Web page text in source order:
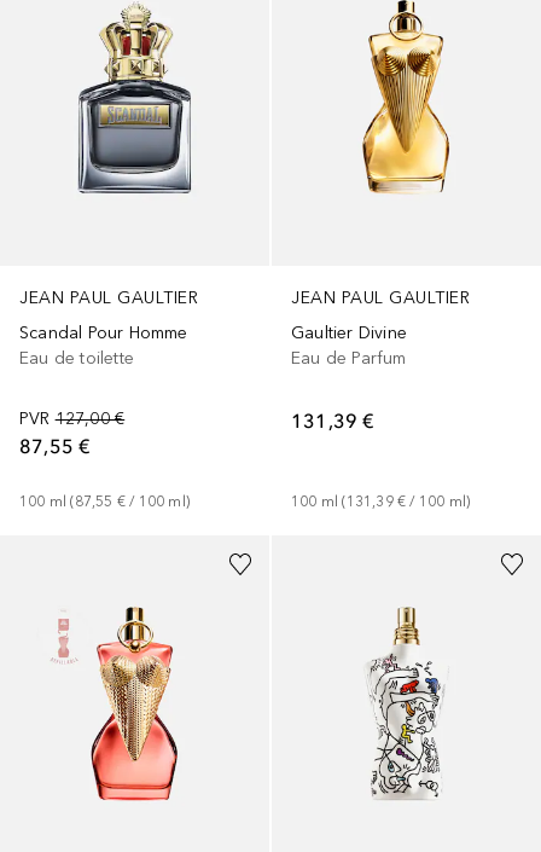
JEAN PAUL GAULTIER
Scandal Pour Homme
Eau de toilette
PVR 127,00 €
87,55 €
100 ml (87,55 € / 100 ml )
JEAN PAUL GAULTIER
Gaultier Divine
Eau de Parfum
131,39 €
100 ml (131,39 € / 100 ml)